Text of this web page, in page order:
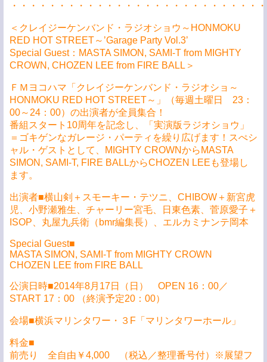
・・・・・・・・・・・・・・・・・・・・・・・・・・
＜クレイジーケンバンド・ラジオショウ～HONMOKU
RED HOT STREET～’Garage Party Vol.3’
Special Guest：MASTA SIMON, SAMI-T from MIGHTY
CROWN, CHOZEN LEE from FIRE BALL＞
ＦＭヨコハマ「クレイジーケンバンド・ラジオショ～
HONMOKU RED HOT STREET～」（毎週土曜日 23：
00～24：00）の出演者が全員集合！
番組スタート10周年を記念し、「実演版ラジオショウ」
＝ゴキゲンなガレージ・パーティを繰り広げます！スぺシ
ャル・ゲストとして、MIGHTY CROWNからMASTA
SIMON, SAMI-T, FIRE BALLからCHOZEN LEEも登場し
ます。
出演者■横山剣＋スモーキー・テツニ、CHIBOW＋新宮虎
児、小野瀬雅生、チャーリー宮毛、日東色素、菅原愛子＋
ISOP、丸屋九兵衛（bmr編集長）、エルカミナンテ岡本
Special Guest■
MASTA SIMON, SAMI-T from MIGHTY CROWN
CHOZEN LEE from FIRE BALL
公演日時■2014年8月17日（日） OPEN 16：00／
START 17：00 （終演予定20：00）
会場■横浜マリンタワー・３F「マリンタワーホール」
料金■
前売り 全自由￥4,000 （税込／整理番号付）※展望フ